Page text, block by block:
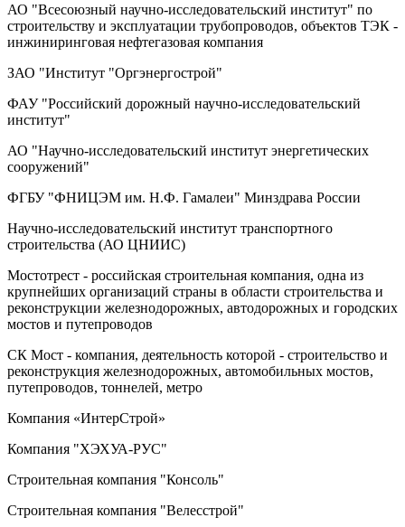
АО "Всесоюзный научно-исследовательский институт" по
строительству и эксплуатации трубопроводов, объектов ТЭК -
инжиниринговая нефтегазовая компания
ЗАО "Институт "Оргэнергострой"
ФАУ "Российский дорожный научно-исследовательский
институт"
АО "Научно-исследовательский институт энергетических
сооружений"
ФГБУ "ФНИЦЭМ им. Н.Ф. Гамалеи" Минздрава России
Научно-исследовательский институт транспортного
строительства (АО ЦНИИС)
Мостотрест - российская строительная компания, одна из
крупнейших организаций страны в области строительства и
реконструкции железнодорожных, автодорожных и городских
мостов и путепроводов
СК Мост - компания, деятельность которой - строительство и
реконструкция железнодорожных, автомобильных мостов,
путепроводов, тоннелей, метро
Компания «ИнтерСтрой»
Компания "ХЭХУА-РУС"
Строительная компания "Консоль"
Строительная компания "Велесстрой"